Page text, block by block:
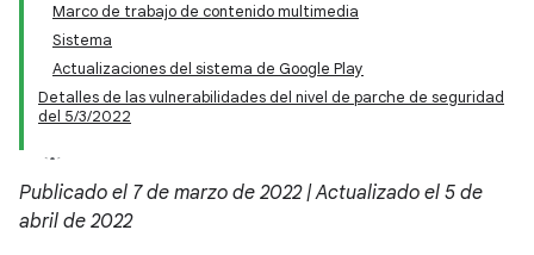
Marco de trabajo de contenido multimedia
Sistema
Actualizaciones del sistema de Google Play
Detalles de las vulnerabilidades del nivel de parche de seguridad
del 5/3/2022
Publicado el 7 de marzo de 2022 | Actualizado el 5 de
abril de 2022